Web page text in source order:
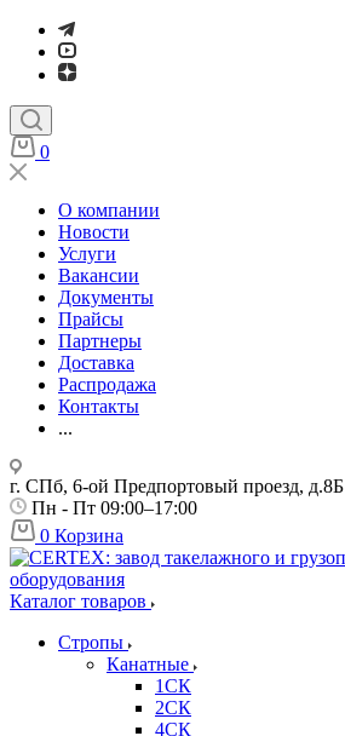
0
О компании
Новости
Услуги
Вакансии
Документы
Прайсы
Партнеры
Доставка
Распродажа
Контакты
...
г. СПб, 6-ой Предпортовый проезд, д.8Б
Пн - Пт 09:00–17:00
0 Корзина
Каталог товаров
Стропы
Канатные
1СК
2СК
4СК